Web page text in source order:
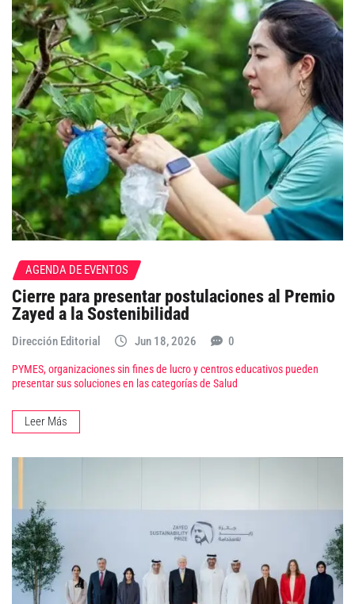
AGENDA DE EVENTOS
Cierre para presentar postulaciones al Premio
Zayed a la Sostenibilidad
Dirección Editorial Jun 18, 2026 0
PYMES, organizaciones sin fines de lucro y centros educativos pueden
presentar sus soluciones en las categorías de Salud
Leer Más